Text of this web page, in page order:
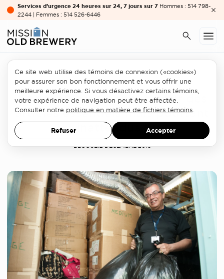
Services d’urgence 24 heures sur 24, 7 jours sur 7 Hommes : 514 798-
2244 | Femmes : 514 526-6446
Secteur de l'itinérance
Appel au grand public pour des
articles essentiels mais pourtant
inattendus !
BLOGUE12 DÉCEMBRE 2018
Ce site web utilise des témoins de connexion («cookies»)
pour assurer son bon fonctionnement et vous offrir une
meilleure expérience. Si vous désactivez certains témoins,
votre expérience de navigation peut être affectée.
Consulter notre politique en matière de fichiers témoins
Refuser Accepter